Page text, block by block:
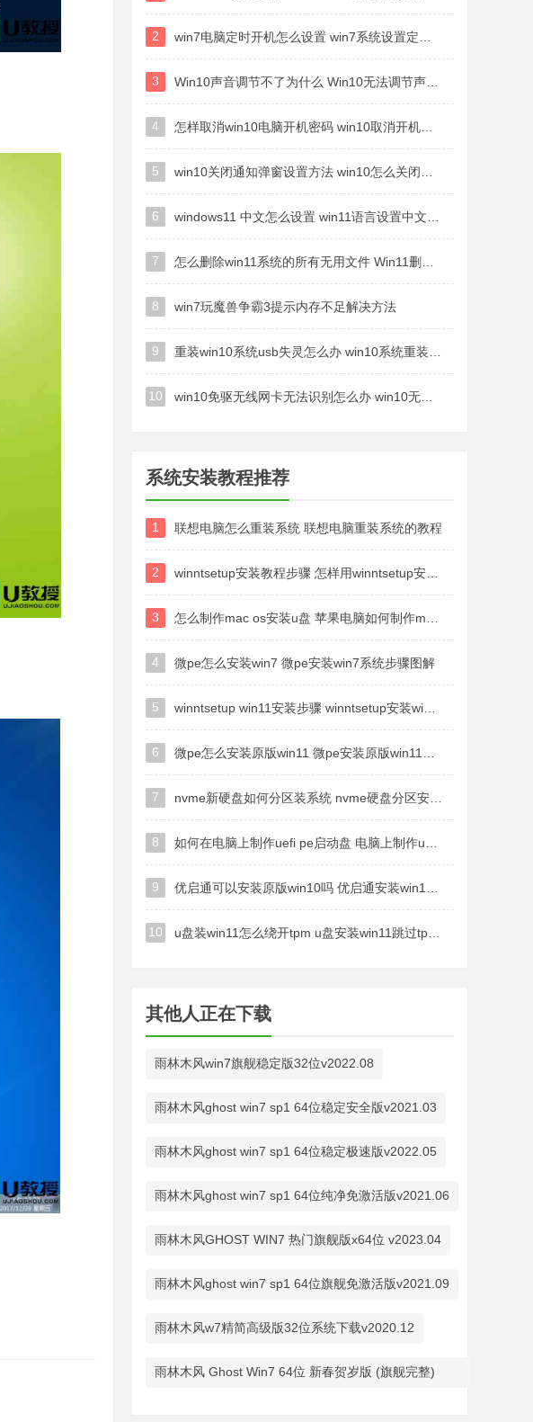
2
3
4
5
6
7
8 win7玩魔兽争霸3提示内存不足解决方法
9
10
系统安装教程推荐
1 联想电脑怎么重装系统 联想电脑重装系统的教程
2
3
4 微pe怎么安装win7 微pe安装win7系统步骤图解
5
6
7
8
9
10
其他人正在下载
雨林木风win7旗舰稳定版32位v2022.08
雨林木风ghost win7 sp1 64位稳定安全版v2021.03
雨林木风ghost win7 sp1 64位稳定极速版v2022.05
雨林木风ghost win7 sp1 64位纯净免激活版v2021.06
雨林木风GHOST WIN7 热门旗舰版x64位 v2023.04
雨林木风ghost win7 sp1 64位旗舰免激活版v2021.09
雨林木风w7精简高级版32位系统下载v2020.12
雨林木风 Ghost Win7 64位 新春贺岁版 (旗舰完整)